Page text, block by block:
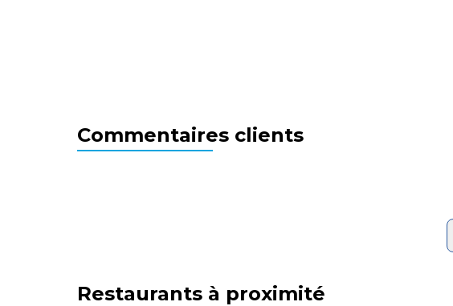
Commentaires clients
Restaurants à proximité